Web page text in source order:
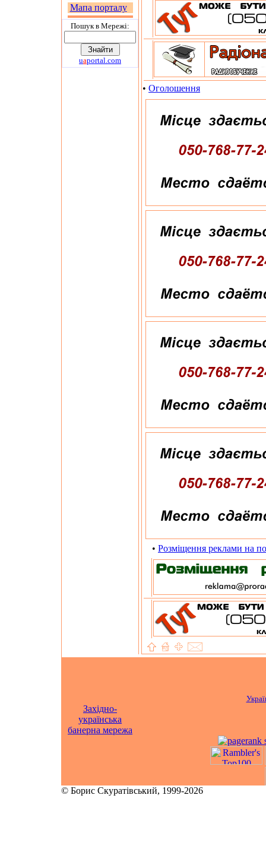
Мапа порталу
Пошук в Мережi:
uaportal.com
• Оголошення
• Розміщення реклами на
Західно-
українська
банерна мережа
© Борис Скуратівський, 1999-2026